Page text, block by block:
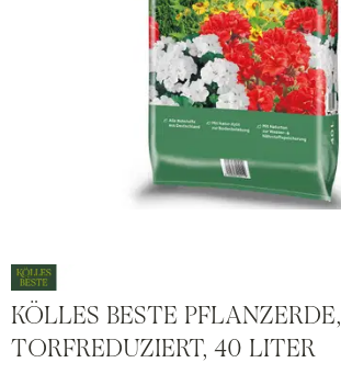
KÖLLES BESTE PFLANZERDE,
TORFREDUZIERT, 40 LITER